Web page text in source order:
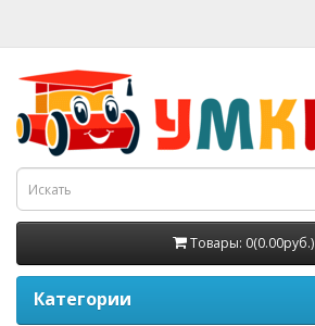
Товары: 0(0.00руб.)
Категории